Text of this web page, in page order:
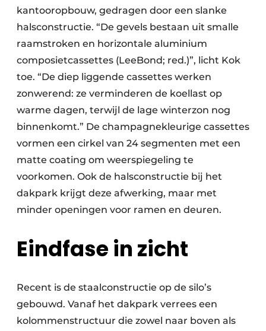
kantooropbouw, gedragen door een slanke
halsconstructie. “De gevels bestaan uit smalle
raamstroken en horizontale aluminium
composietcassettes (LeeBond; red.)”, licht Kok
toe. “De diep liggende cassettes werken
zonwerend: ze verminderen de koellast op
warme dagen, terwijl de lage winterzon nog
binnenkomt.” De champagnekleurige cassettes
vormen een cirkel van 24 segmenten met een
matte coating om weerspiegeling te
voorkomen. Ook de halsconstructie bij het
dakpark krijgt deze afwerking, maar met
minder openingen voor ramen en deuren.
Eindfase in zicht
Recent is de staalconstructie op de silo’s
gebouwd. Vanaf het dakpark verrees een
kolommenstructuur die zowel naar boven als